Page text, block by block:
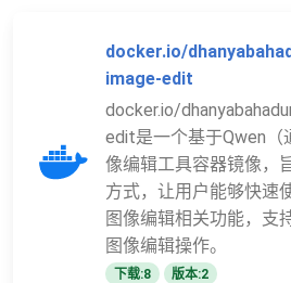
docker.io/
image-edit
docker.io/
edit是一个基于Qwen（
像编辑工具容器镜像，
方式，让用户能够快速
图像编辑相关功能，支
图像编辑操作。
下载:8 版本:2